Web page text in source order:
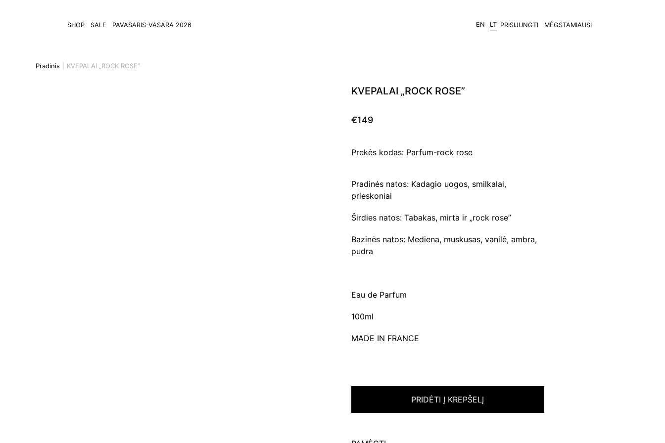
SHOP SALE PAVASARIS-VASARA 2026 EN LT PRISIJUNGTI MĖGSTAMIAUSI
Pradinis KVEPALAI „ROCK ROSE”
KVEPALAI „ROCK ROSE”
€149
Prekės kodas: Parfum-rock rose
Pradinės natos: Kadagio uogos, smilkalai,
prieskoniai
Širdies natos: Tabakas, mirta ir „rock rose”
Bazinės natos: Mediena, muskusas, vanilė, ambra,
pudra
Eau de Parfum
100ml
MADE IN FRANCE
PRIDĖTI Į KREPŠELĮ